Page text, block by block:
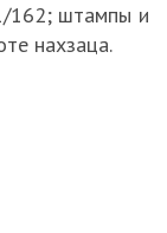
162; штампы и
нахзаца.